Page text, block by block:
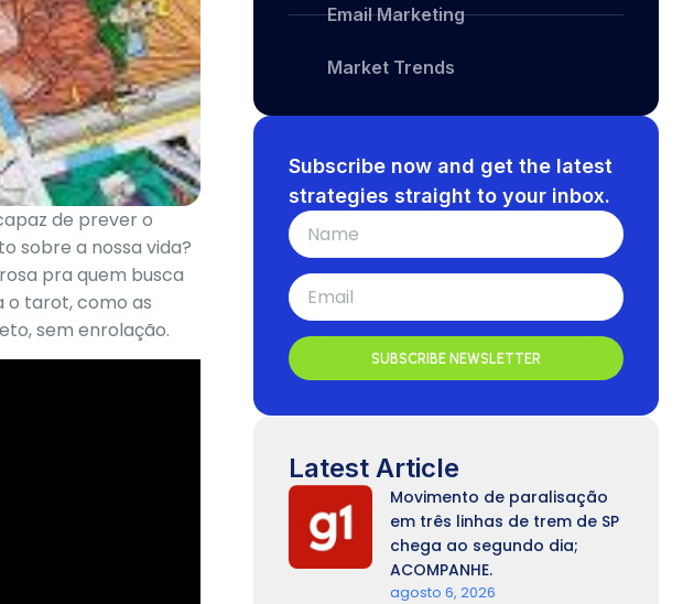
de prever o
sobre a nossa vida?
pra quem busca
o tarot, como as
sem enrolação.
Email Marketing
Market Trends
Subscribe now and get the latest
strategies straight to your inbox.
SUBSCRIBE NEWSLETTER
Latest Article
Movimento de paralisação
em três linhas de trem de SP
chega ao segundo dia;
ACOMPANHE.
agosto 6, 2026